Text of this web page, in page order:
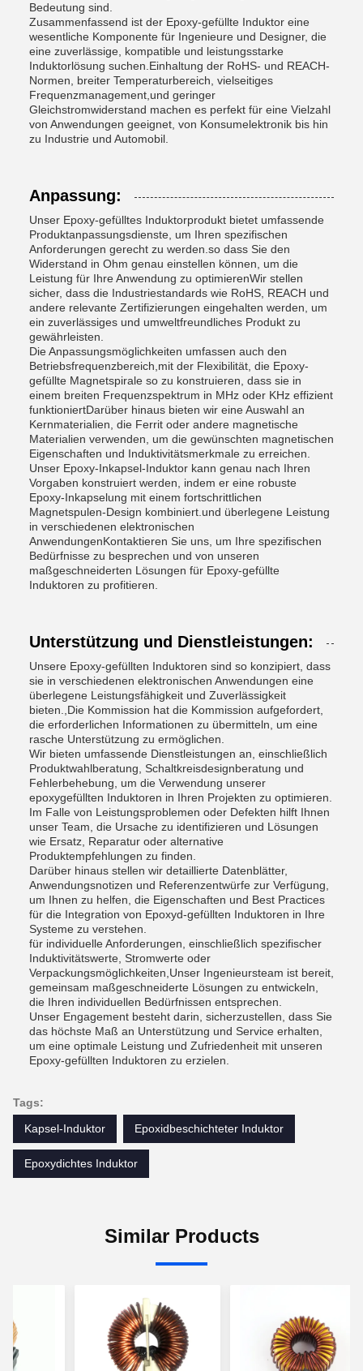
Bedeutung sind.
Zusammenfassend ist der Epoxy-gefüllte Induktor eine
wesentliche Komponente für Ingenieure und Designer, die
eine zuverlässige, kompatible und leistungsstarke
Induktorlösung suchen.Einhaltung der RoHS- und REACH-
Normen, breiter Temperaturbereich, vielseitiges
Frequenzmanagement,und geringer
Gleichstromwiderstand machen es perfekt für eine Vielzahl
von Anwendungen geeignet, von Konsumelektronik bis hin
zu Industrie und Automobil.
Anpassung:
Unser Epoxy-gefülltes Induktorprodukt bietet umfassende
Produktanpassungsdienste, um Ihren spezifischen
Anforderungen gerecht zu werden.so dass Sie den
Widerstand in Ohm genau einstellen können, um die
Leistung für Ihre Anwendung zu optimierenWir stellen
sicher, dass die Industriestandards wie RoHS, REACH und
andere relevante Zertifizierungen eingehalten werden, um
ein zuverlässiges und umweltfreundliches Produkt zu
gewährleisten.
Die Anpassungsmöglichkeiten umfassen auch den
Betriebsfrequenzbereich,mit der Flexibilität, die Epoxy-
gefüllte Magnetspirale so zu konstruieren, dass sie in
einem breiten Frequenzspektrum in MHz oder KHz effizient
funktioniertDarüber hinaus bieten wir eine Auswahl an
Kernmaterialien, die Ferrit oder andere magnetische
Materialien verwenden, um die gewünschten magnetischen
Eigenschaften und Induktivitätsmerkmale zu erreichen.
Unser Epoxy-Inkapsel-Induktor kann genau nach Ihren
Vorgaben konstruiert werden, indem er eine robuste
Epoxy-Inkapselung mit einem fortschrittlichen
Magnetspulen-Design kombiniert.und überlegene Leistung
in verschiedenen elektronischen
AnwendungenKontaktieren Sie uns, um Ihre spezifischen
Bedürfnisse zu besprechen und von unseren
maßgeschneiderten Lösungen für Epoxy-gefüllte
Induktoren zu profitieren.
Unterstützung und Dienstleistungen:
Unsere Epoxy-gefüllten Induktoren sind so konzipiert, dass
sie in verschiedenen elektronischen Anwendungen eine
überlegene Leistungsfähigkeit und Zuverlässigkeit
bieten.,Die Kommission hat die Kommission aufgefordert,
die erforderlichen Informationen zu übermitteln, um eine
rasche Unterstützung zu ermöglichen.
Wir bieten umfassende Dienstleistungen an, einschließlich
Produktwahlberatung, Schaltkreisdesignberatung und
Fehlerbehebung, um die Verwendung unserer
epoxygefüllten Induktoren in Ihren Projekten zu optimieren.
Im Falle von Leistungsproblemen oder Defekten hilft Ihnen
unser Team, die Ursache zu identifizieren und Lösungen
wie Ersatz, Reparatur oder alternative
Produktempfehlungen zu finden.
Darüber hinaus stellen wir detaillierte Datenblätter,
Anwendungsnotizen und Referenzentwürfe zur Verfügung,
um Ihnen zu helfen, die Eigenschaften und Best Practices
für die Integration von Epoxyd-gefüllten Induktoren in Ihre
Systeme zu verstehen.
für individuelle Anforderungen, einschließlich spezifischer
Induktivitätswerte, Stromwerte oder
Verpackungsmöglichkeiten,Unser Ingenieursteam ist bereit,
gemeinsam maßgeschneiderte Lösungen zu entwickeln,
die Ihren individuellen Bedürfnissen entsprechen.
Unser Engagement besteht darin, sicherzustellen, dass Sie
das höchste Maß an Unterstützung und Service erhalten,
um eine optimale Leistung und Zufriedenheit mit unseren
Epoxy-gefüllten Induktoren zu erzielen.
Tags:
Kapsel-Induktor
Epoxidbeschichteter Induktor
Epoxydichtes Induktor
Similar Products